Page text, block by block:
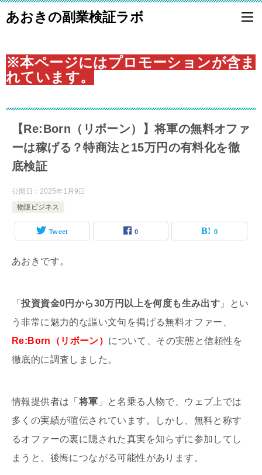
あおきの副業検証ラボ
※本ページにはプロモーションが含ま
れています。
【Re:Born（リボーン）】将軍の無料オファ
ーは稼げる？特商法と15万円の有料化を徹
底検証
公開日： 2025年1月9日
物販ビジネス
Tweet 0 0
あおきです。
「投資資金0円から30万円以上を何度も生み出す 」とい
う非常に魅力的な謳い文句を掲げる無料オファー、
Re:Born（リボーン） について、その実態と信頼性を
徹底的に調査しました。
情報提供者は「将軍 」と名乗る人物で、ウェブ上では
多くの実績が喧伝されています。しかし、無料と称す
るオファーの裏に隠された真実を知らずに参加してし
まうと、後悔につながる可能性があります。